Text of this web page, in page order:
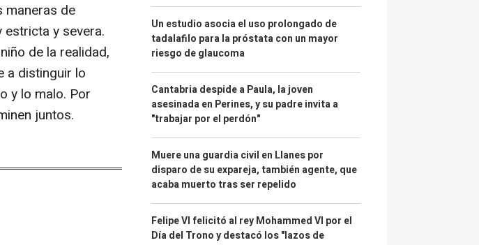
maneras de
y severa.
de la realidad,
a distinguir lo
y lo malo. Por
juntos.
Un estudio asocia el uso prolongado de
tadalafilo para la próstata con un mayor
riesgo de glaucoma
Cantabria despide a Paula, la joven
asesinada en Perines, y su padre invita a
"trabajar por el perdón"
Muere una guardia civil en Llanes por
disparo de su expareja, también agente, que
acaba muerto tras ser repelido
Felipe VI felicitó al rey Mohammed VI por el
Día del Trono y destacó los "lazos de